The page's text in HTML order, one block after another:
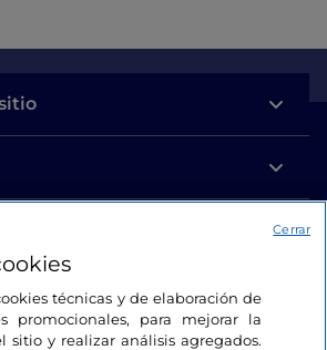
técnicas y de elaboración de
promocionales, para mejorar la
sitio y realizar análisis agregados.
Cerrar